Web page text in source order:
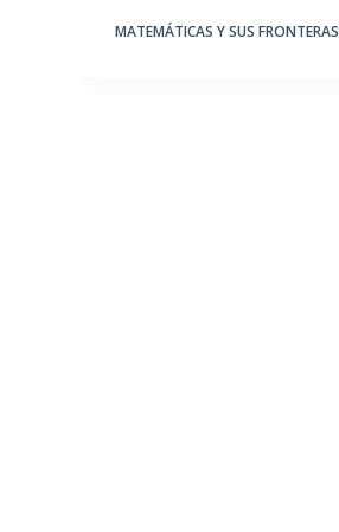
MATEMÁTICAS Y SUS FRONTERAS